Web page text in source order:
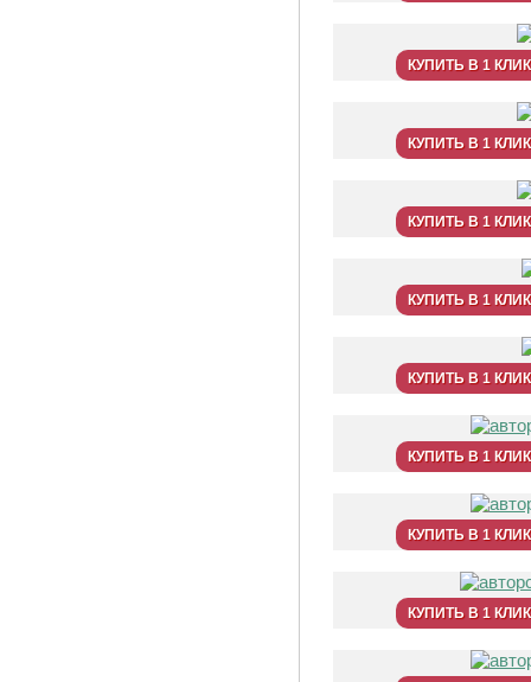
КУПИТЬ В 1 КЛИК
КУПИТЬ В 1 КЛИК
КУПИТЬ В 1 КЛИК
КУПИТЬ В 1 КЛИК
КУПИТЬ В 1 КЛИК
КУПИТЬ В 1 КЛИК
КУПИТЬ В 1 КЛИК
КУПИТЬ В 1 КЛИК